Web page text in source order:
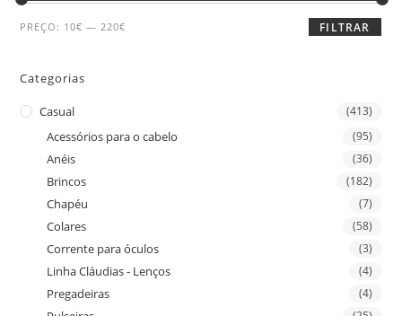
FILTRAR
PREÇO: 10€ —220€
Categorias
Casual (413)
Acessórios para o cabelo (95)
Anéis (36)
Brincos (182)
Chapéu (7)
Colares (58)
Corrente para óculos (3)
Linha Cláudias - Lenços (4)
Pregadeiras (4)